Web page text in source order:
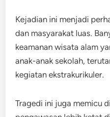
Kejadian ini menjadi
dan masyarakat luas.
keamanan wisata alam
anak-anak sekolah,
kegiatan ekstrakurikuler.
Tragedi ini juga memicu